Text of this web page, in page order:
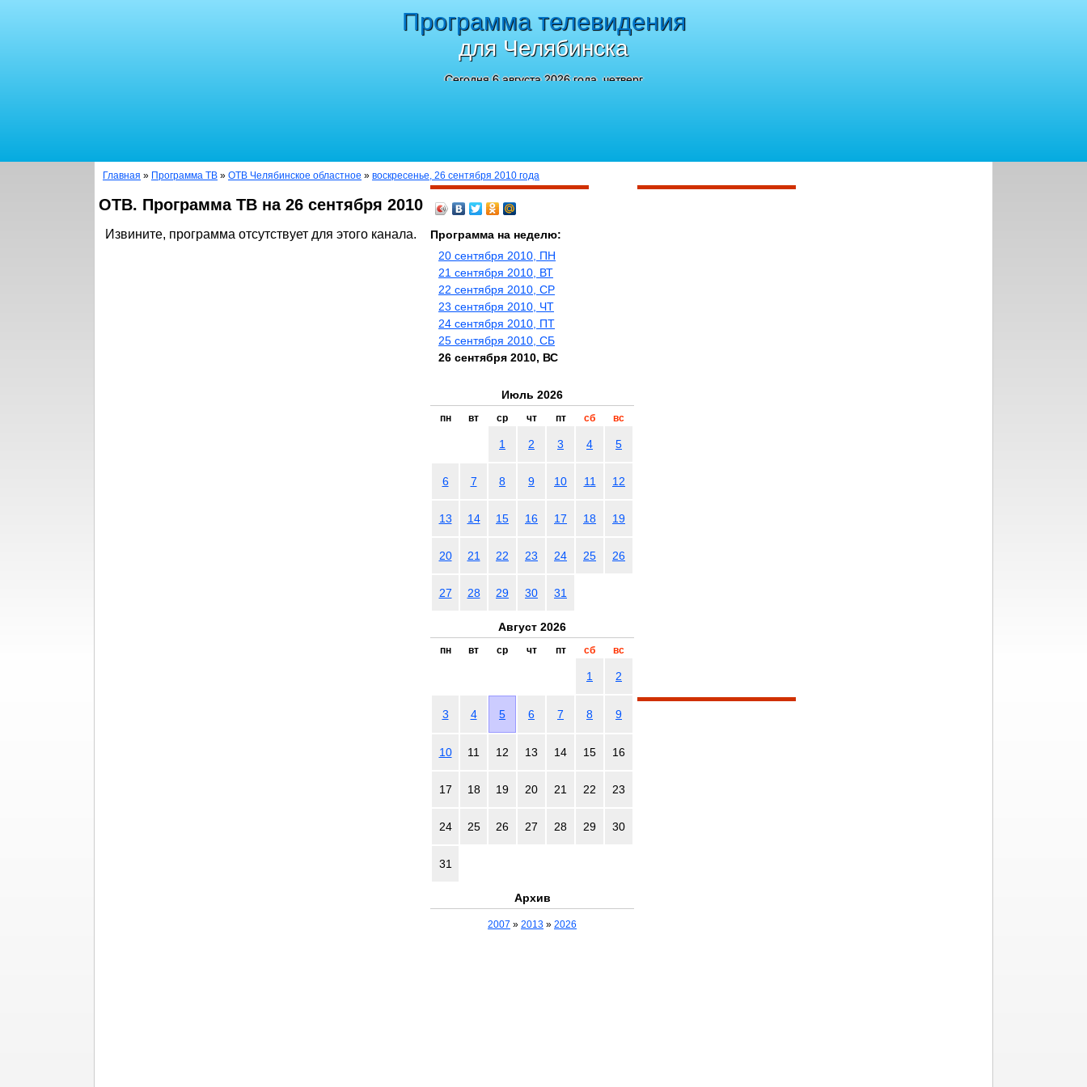
Программа телевидения
для Челябинска
Сегодня 6 августа 2026 года, четверг
Главная » Программа ТВ » ОТВ Челябинское областное » воскресенье, 26 сентября 2010 года
ОТВ. Программа ТВ на 26 сентября 2010
Извините, программа отсутствует для этого канала.
Программа на неделю:
20 сентября 2010, ПН
21 сентября 2010, ВТ
22 сентября 2010, СР
23 сентября 2010, ЧТ
24 сентября 2010, ПТ
25 сентября 2010, СБ
26 сентября 2010, ВС
Июль 2026
пн вт ср чт пт сб вс
1 2 3 4 5
6 7 8 9 10 11 12
13 14 15 16 17 18 19
20 21 22 23 24 25 26
27 28 29 30 31
Август 2026
пн вт ср чт пт сб вс
1 2
3 4 5 6 7 8 9
10 11 12 13 14 15 16
17 18 19 20 21 22 23
24 25 26 27 28 29 30
31
Архив
2007 » 2013 » 2026